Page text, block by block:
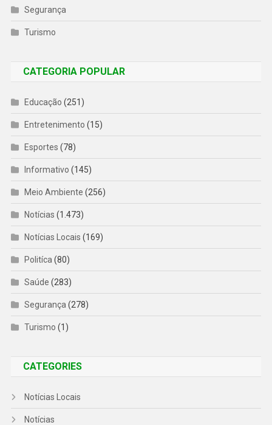
Segurança
Turismo
CATEGORIA POPULAR
Educação (251)
Entretenimento (15)
Esportes (78)
Informativo (145)
Meio Ambiente (256)
Notícias (1.473)
Notícias Locais (169)
Politíca(80)
Saúde (283)
Segurança(278)
Turismo (1)
CATEGORIES
Notícias Locais
Notícias